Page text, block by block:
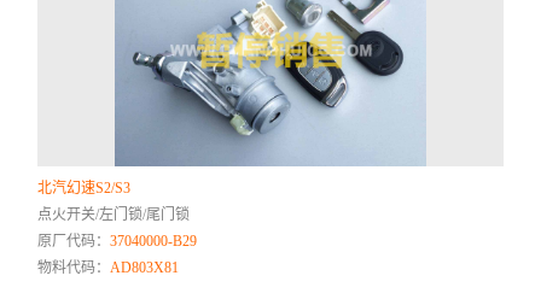
北汽幻速S2/S3
点火开关/左门锁/尾门锁
原厂代码：37040000-B29
物料代码： AD803X81